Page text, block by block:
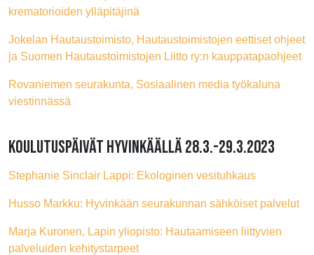
krematorioiden ylläpitäjinä
Jokelan Hautaustoimisto, Hautaustoimistojen eettiset ohjeet
ja Suomen Hautaustoimistojen Liitto ry:n kauppatapaohjeet
Rovaniemen seurakunta, Sosiaalinen media työkaluna
viestinnässä
KOULUTUSPÄIVÄT HYVINKÄÄLLÄ 28.3.-29.3.2023
Stephanie Sinclair Lappi: Ekologinen vesituhkaus
Husso Markku: Hyvinkään seurakunnan sähköiset palvelut
Marja Kuronen, Lapin yliopisto: Hautaamiseen liittyvien
palveluiden kehitystarpeet